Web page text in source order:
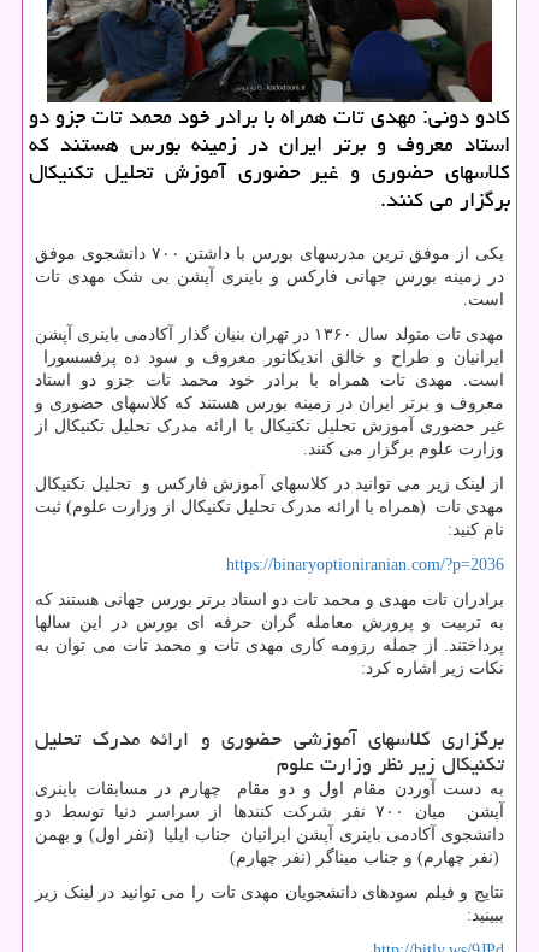
كادو دونی: مهدی تات همراه با برادر خود محمد تات جزو دو
استاد معروف و برتر ایران در زمینه بورس هستند كه
كلاسهای حضوری و غیر حضوری آموزش تحلیل تكنیكال
برگزار می كنند.
یکی از موفق ترین مدرسهای بورس با داشتن ۷۰۰ دانشجوی موفق
در زمینه بورس جهانی فارکس و باینری آپشن بی شک مهدی تات
است.
مهدی تات متولد سال ۱۳۶۰ در تهران بنیان گذار آکادمی باینری آپشن
ایرانیان و طراح و خالق اندیکاتور معروف و سود ده پرفسسورا
است. مهدی تات همراه با برادر خود محمد تات جزو دو استاد
معروف و برتر ایران در زمینه بورس هستند که کلاسهای حضوری و
غیر حضوری آموزش تحلیل تکنیکال با ارائه مدرک تحلیل تکنیکال از
وزارت علوم برگزار می کنند.
از لینک زیر می توانید در کلاسهای آموزش فارکس و تحلیل تکنیکال
مهدی تات (همراه با ارائه مدرک تحلیل تکنیکال از وزارت علوم) ثبت
نام کنید:
https://binaryoptioniranian.com/?p=2036
برادران تات مهدی و محمد تات دو استاد برتر بورس جهانی هستند که
به تربیت و پرورش معامله گران حرفه ای بورس در این سالها
پرداختند. از جمله رزومه کاری مهدی تات و محمد تات می توان به
نکات زیر اشاره کرد:
برگزاری کلاسهای آموزشی حضوری و ارائه مدرک تحلیل
تکنیکال زیر نظر وزارت علوم
به دست آوردن مقام اول و دو مقام چهارم در مسابقات باینری
آپشن میان ۷۰۰ نفر شرکت کنندها از سراسر دنیا توسط دو
دانشجوی آکادمی باینری آپشن ایرانیان جناب ایلیا (نفر اول) و بهمن
(نفر چهارم) و جناب میناگر (نفر چهارم)
نتایج و فیلم سودهای دانشجویان مهدی تات را می توانید در لینک زیر
ببینید: